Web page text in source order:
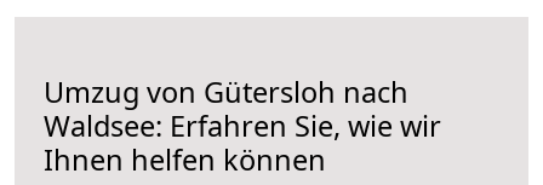
Umzug von Gütersloh nach
Waldsee: Erfahren Sie, wie wir
Ihnen helfen können